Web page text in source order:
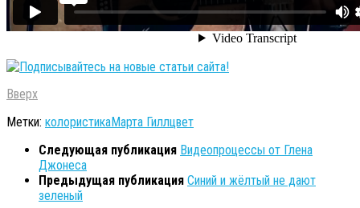
Вверх
Метки: колористикаМарта Гиллцвет
Следующая публикация Видеопроцессы от Глена
Джонеса
Предыдущая публикация Синий и жёлтый не дают
зеленый